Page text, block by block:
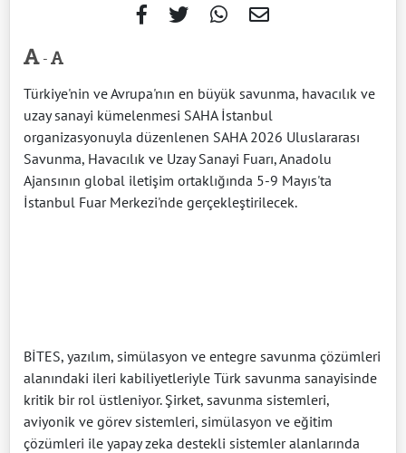
-
Türkiye'nin ve Avrupa'nın en büyük savunma, havacılık ve
uzay sanayi kümelenmesi SAHA İstanbul
organizasyonuyla düzenlenen SAHA 2026 Uluslararası
Savunma, Havacılık ve Uzay Sanayi Fuarı, Anadolu
Ajansının global iletişim ortaklığında 5-9 Mayıs'ta
İstanbul Fuar Merkezi'nde gerçekleştirilecek.
BİTES, yazılım, simülasyon ve entegre savunma çözümleri
alanındaki ileri kabiliyetleriyle Türk savunma sanayisinde
kritik bir rol üstleniyor. Şirket, savunma sistemleri,
aviyonik ve görev sistemleri, simülasyon ve eğitim
çözümleri ile yapay zeka destekli sistemler alanlarında